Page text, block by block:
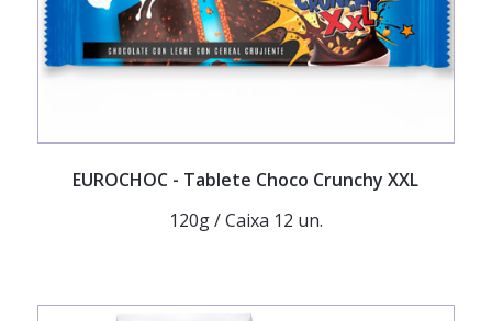
EUROCHOC - Tablete Choco Crunchy XXL
120g / Caixa 12 un.